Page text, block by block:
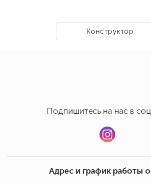
Конструктор
Подпишитесь на нас в соц
Адрес и график работы